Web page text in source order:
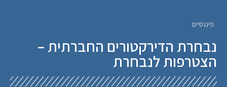
פיננסיים
נבחרת הדירקטורים החברתית –
הצטרפות לנבחרת